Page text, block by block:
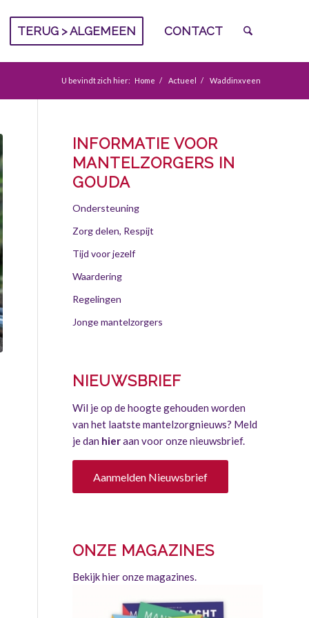
TERUG > ALGEMEEN CONTACT
U bevindt zich hier: Home / Actueel / Waddinxveen
INFORMATIE VOOR
MANTELZORGERS IN
GOUDA
Ondersteuning
Zorg delen, Respijt
Tijd voor jezelf
Waardering
Regelingen
Jonge mantelzorgers
NIEUWSBRIEF
Wil je op de hoogte gehouden worden
van het laatste mantelzorgnieuws? Meld
je dan hieraan voor onze nieuwsbrief.
Aanmelden Nieuwsbrief
ONZE MAGAZINES
Bekijk hier onze magazines.